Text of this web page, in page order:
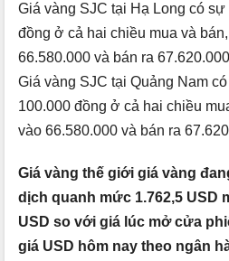
Giá vàng SJC tại Hạ Long có
đồng ở cả hai chiều mua và
66.580.000 và bán ra
Giá vàng SJC tại Quảng Nam
100.000 đồng ở cả hai chiều
vào 66.580.000 và bán ra
Giá vàng thế giới giá vàng
dịch quanh mức 1.762,5 USD
USD so với giá lúc mở cửa
giá USD hôm nay theo ngân